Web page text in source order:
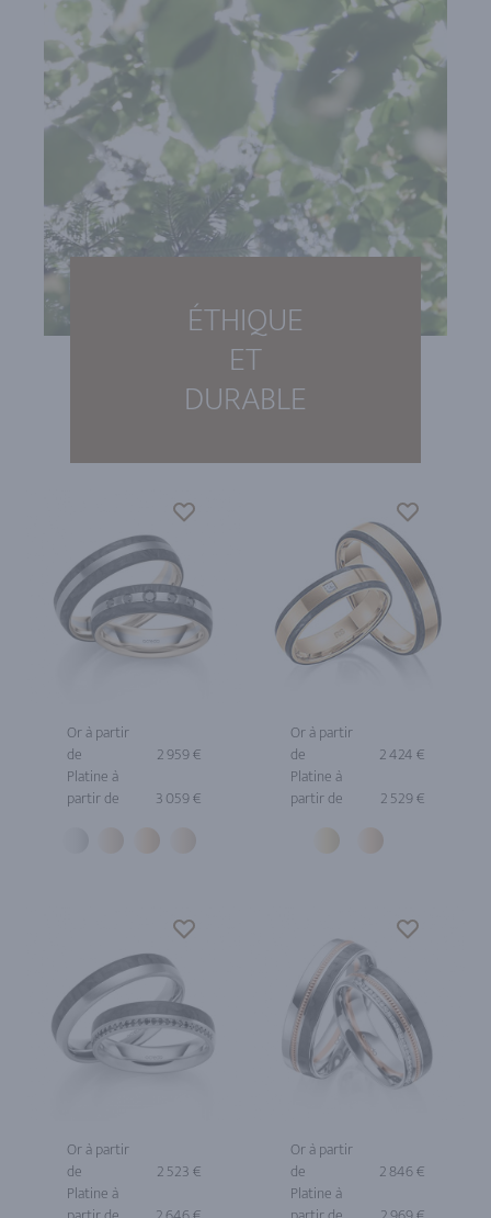
ÉTHIQUE
ET
DURABLE
Or à partir
de
2 959 €
Platine à
partir de
3 059 €
Or à partir
de
2 424 €
Platine à
partir de
2 529 €
Or à partir
de
2 523 €
Platine à
Or à partir
de
2 846 €
Platine à